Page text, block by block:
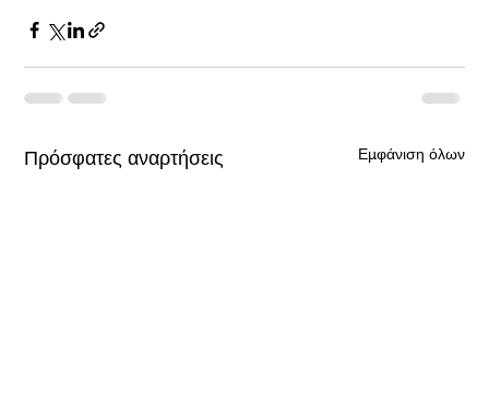
Πρόσφατες αναρτήσεις Εμφάνιση όλων